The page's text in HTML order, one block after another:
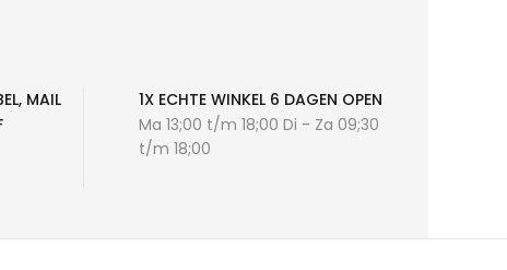
MAIL
1X ECHTE WINKEL 6 DAGEN OPEN
Ma 13;00 t/m 18;00 Di - Za 09;30
t/m 18;00